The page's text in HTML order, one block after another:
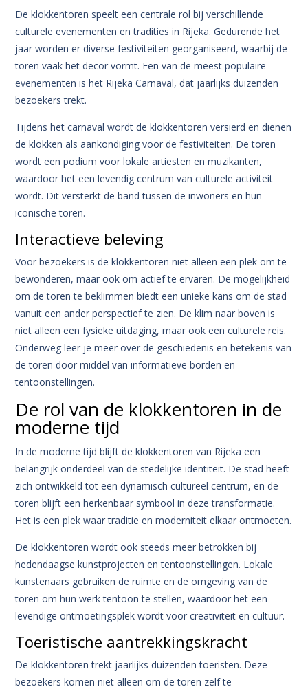
De klokkentoren speelt een centrale rol bij verschillende
culturele evenementen en tradities in Rijeka. Gedurende het
jaar worden er diverse festiviteiten georganiseerd, waarbij de
toren vaak het decor vormt. Een van de meest populaire
evenementen is het Rijeka Carnaval, dat jaarlijks duizenden
bezoekers trekt.
Tijdens het carnaval wordt de klokkentoren versierd en dienen
de klokken als aankondiging voor de festiviteiten. De toren
wordt een podium voor lokale artiesten en muzikanten,
waardoor het een levendig centrum van culturele activiteit
wordt. Dit versterkt de band tussen de inwoners en hun
iconische toren.
Interactieve beleving
Voor bezoekers is de klokkentoren niet alleen een plek om te
bewonderen, maar ook om actief te ervaren. De mogelijkheid
om de toren te beklimmen biedt een unieke kans om de stad
vanuit een ander perspectief te zien. De klim naar boven is
niet alleen een fysieke uitdaging, maar ook een culturele reis.
Onderweg leer je meer over de geschiedenis en betekenis van
de toren door middel van informatieve borden en
tentoonstellingen.
De rol van de klokkentoren in de
moderne tijd
In de moderne tijd blijft de klokkentoren van Rijeka een
belangrijk onderdeel van de stedelijke identiteit. De stad heeft
zich ontwikkeld tot een dynamisch cultureel centrum, en de
toren blijft een herkenbaar symbool in deze transformatie.
Het is een plek waar traditie en moderniteit elkaar ontmoeten.
De klokkentoren wordt ook steeds meer betrokken bij
hedendaagse kunstprojecten en tentoonstellingen. Lokale
kunstenaars gebruiken de ruimte en de omgeving van de
toren om hun werk tentoon te stellen, waardoor het een
levendige ontmoetingsplek wordt voor creativiteit en cultuur.
Toeristische aantrekkingskracht
De klokkentoren trekt jaarlijks duizenden toeristen. Deze
bezoekers komen niet alleen om de toren zelf te